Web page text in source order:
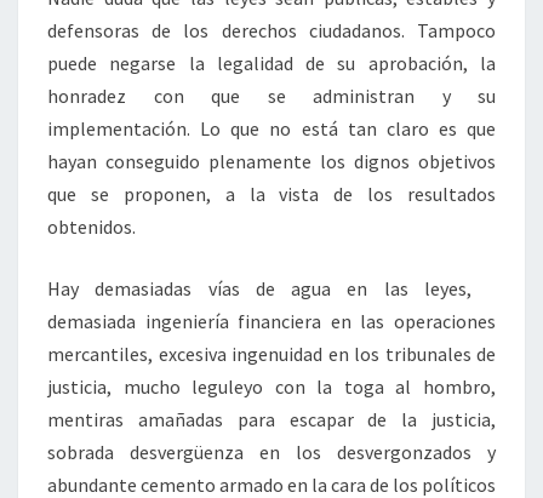
defensoras de los derechos ciudadanos. Tampoco
puede negarse la legalidad de su aprobación, la
honradez con que se administran y su
implementación. Lo que no está tan claro es que
hayan conseguido plenamente los dignos objetivos
que se proponen, a la vista de los resultados
obtenidos.
Hay demasiadas vías de agua en las leyes,
demasiada ingeniería financiera en las operaciones
mercantiles, excesiva ingenuidad en los tribunales de
justicia, mucho leguleyo con la toga al hombro,
mentiras amañadas para escapar de la justicia,
sobrada desvergüenza en los desvergonzados y
abundante cemento armado en la cara de los políticos